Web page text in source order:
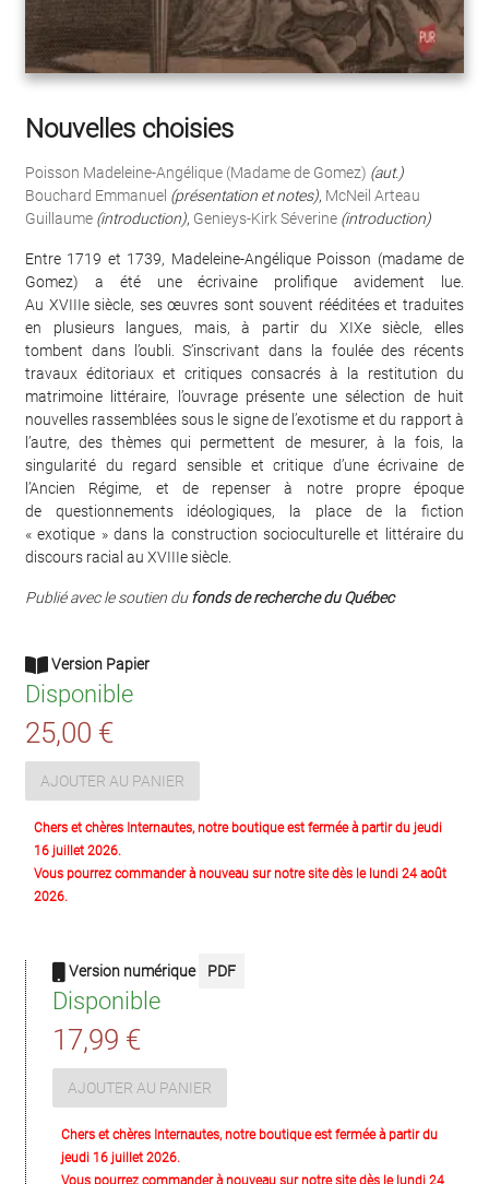
Nouvelles choisies
Poisson Madeleine-Angélique (Madame de Gomez) (aut.)
Bouchard Emmanuel (présentation et notes), McNeil Arteau
Guillaume (introduction), Genieys-Kirk Séverine (introduction)
Entre 1719 et 1739, Madeleine-Angélique Poisson (madame de
Gomez) a été une écrivaine prolifique avidement lue.
Au XVIIIe siècle, ses œuvres sont souvent rééditées et traduites
en plusieurs langues, mais, à partir du XIXe siècle, elles
tombent dans l’oubli. S’inscrivant dans la foulée des récents
travaux éditoriaux et critiques consacrés à la restitution du
matrimoine littéraire, l’ouvrage présente une sélection de huit
nouvelles rassemblées sous le signe de l’exotisme et du rapport à
l’autre, des thèmes qui permettent de mesurer, à la fois, la
singularité du regard sensible et critique d’une écrivaine de
l’Ancien Régime, et de repenser à notre propre époque
de questionnements idéologiques, la place de la fiction
« exotique » dans la construction socioculturelle et littéraire du
discours racial au XVIIIe siècle.
Publié avec le soutien du fonds de recherche du Québec
Version Papier
Disponible
25,00 €
AJOUTER AU PANIER
Chers et chères Internautes, notre boutique est fermée à partir du jeudi
16 juillet 2026.
Vous pourrez commander à nouveau sur notre site dès le lundi 24 août
2026.
Version numérique PDF
Disponible
17,99 €
AJOUTER AU PANIER
Chers et chères Internautes, notre boutique est fermée à partir du
jeudi 16 juillet 2026.
Vous pourrez commander à nouveau sur notre site dès le lundi 24